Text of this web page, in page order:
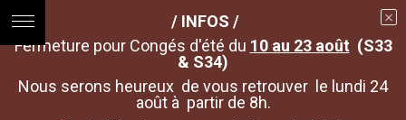
/ INFOS /
Fermeture pour Congés d'été du 10 au 23 août (S33
& S34)
Nous serons heureux de vous retrouver le lundi 24
août à partir de 8h.